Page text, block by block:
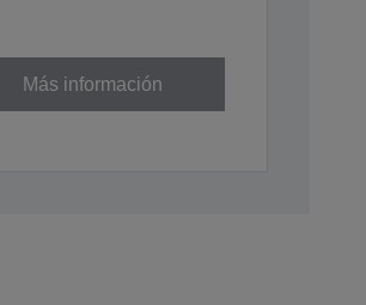
Más información